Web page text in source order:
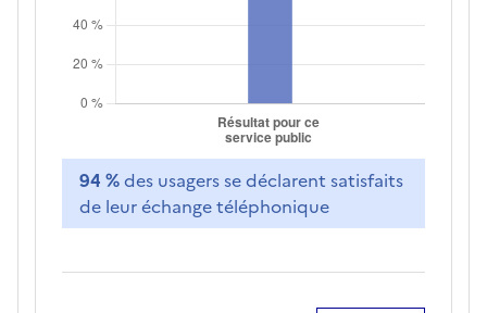
94 %des usagers se déclarent satisfaits
de leur échange téléphonique